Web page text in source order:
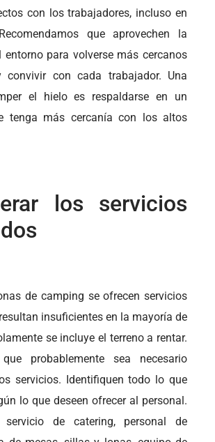
con los trabajadores, incluso en
que aprovechen la
para volverse más cercanos
convivir con cada trabajador. Una
el hielo es respaldarse en un
tenga más cercanía con los altos
los servicios
de camping se ofrecen servicios
insuficientes en la mayoría de
se incluye el terreno a rentar.
probablemente sea necesario
servicios. Identifiquen todo lo que
lo que deseen ofrecer al personal.
servicio de catering, personal de